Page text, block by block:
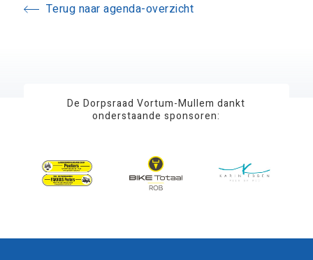
Terug naar agenda-overzicht
De Dorpsraad Vortum-Mullem dankt
onderstaande sponsoren: